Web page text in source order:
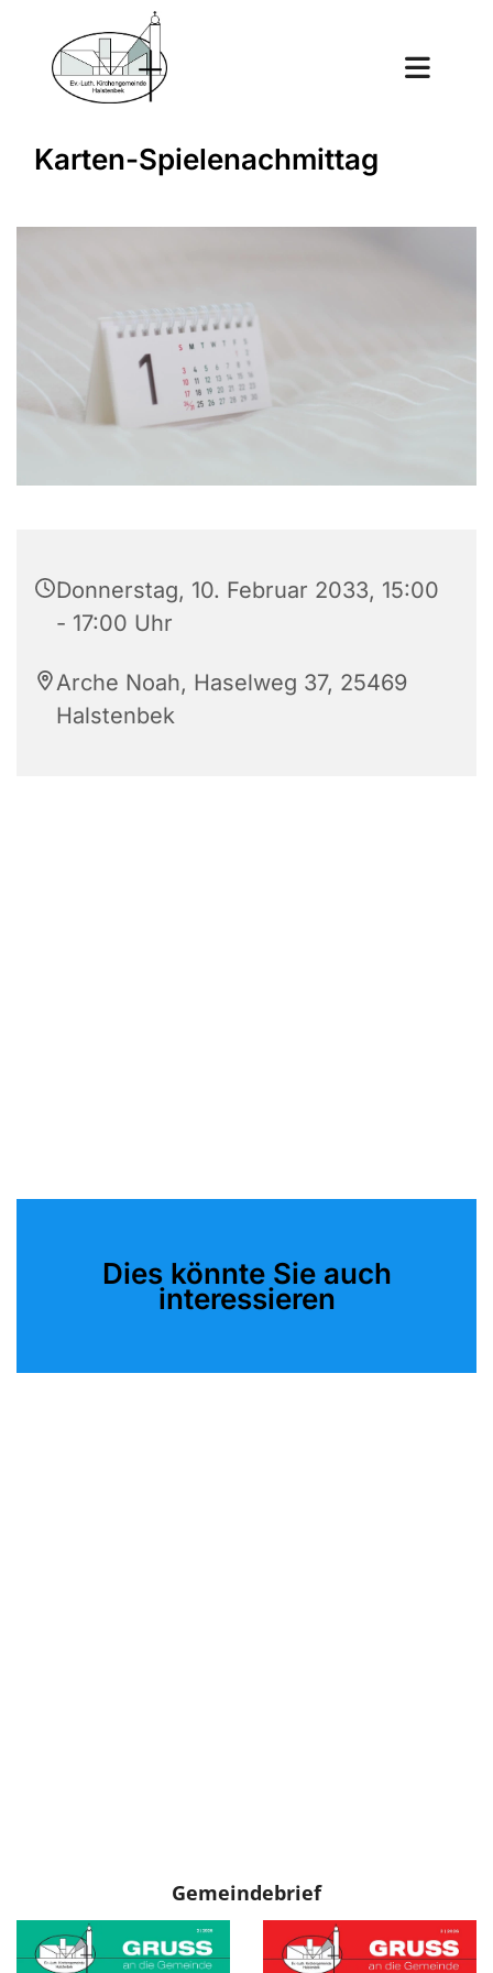
Karten-Spielenachmittag
Donnerstag, 10. Februar 2033, 15:00
- 17:00 Uhr
Arche Noah, Haselweg 37, 25469
Halstenbek
Dies könnte Sie auch
interessieren
Gemeindebrief